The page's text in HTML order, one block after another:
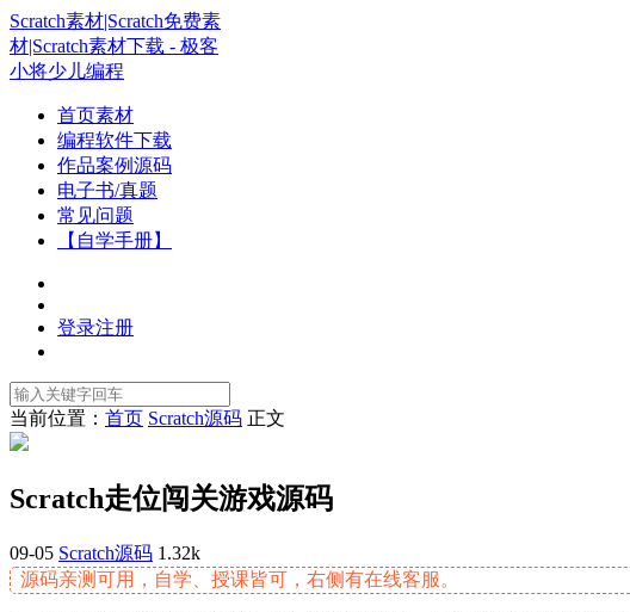
Scratch素材|Scratch免费素
材|Scratch素材下载 - 极客
小将少儿编程
首页素材
编程软件下载
作品案例源码
电子书/真题
常见问题
【自学手册】
登录注册
当前位置： 首页 Scratch源码 正文
Scratch走位闯关游戏源码
09-05 Scratch源码 1.32k
源码亲测可用，自学、授课皆可，右侧有在线客服。